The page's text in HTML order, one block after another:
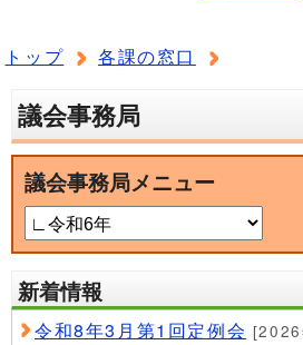
トップ 各課の窓口
議会事務局
議会事務局メニュー
新着情報
令和8年3月第1回定例会